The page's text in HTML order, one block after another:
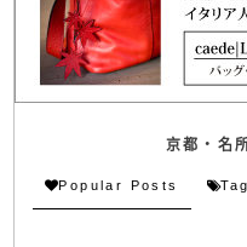
京都・名
Popular Posts